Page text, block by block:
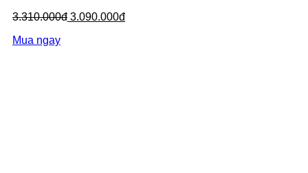
3.310.000đ 3.090.000đ
Mua ngay